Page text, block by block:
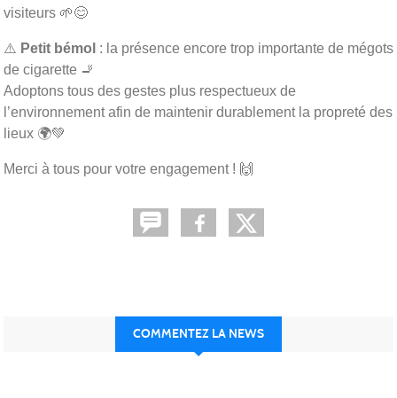
visiteurs 🌱😊
⚠️ Petit bémol : la présence encore trop importante de mégots
de cigarette 🚬
Adoptons tous des gestes plus respectueux de
l’environnement afin de maintenir durablement la propreté des
lieux 🌍💚
Merci à tous pour votre engagement ! 🙌
COMMENTEZ LA NEWS